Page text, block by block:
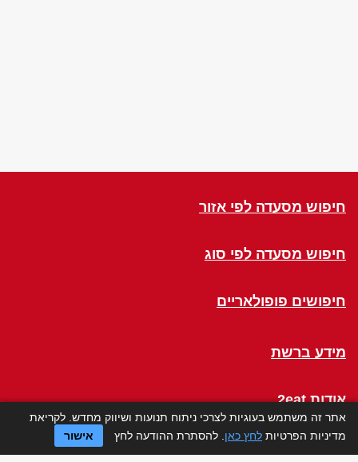
חיפוש מסעדה לפי אזור
חיפוש מסעדה לפי סוג
חיפושים פופולאריים
מידע ברשת
אודות 2eat
Click a Table
אתר זה משתמש בעוגיות לצרכי ניתוח תנועות ושיווק מחדש. לקריאת
מדיניות הפרטיות לחץ כאן . להסתרת ההודעה לחץ אישור